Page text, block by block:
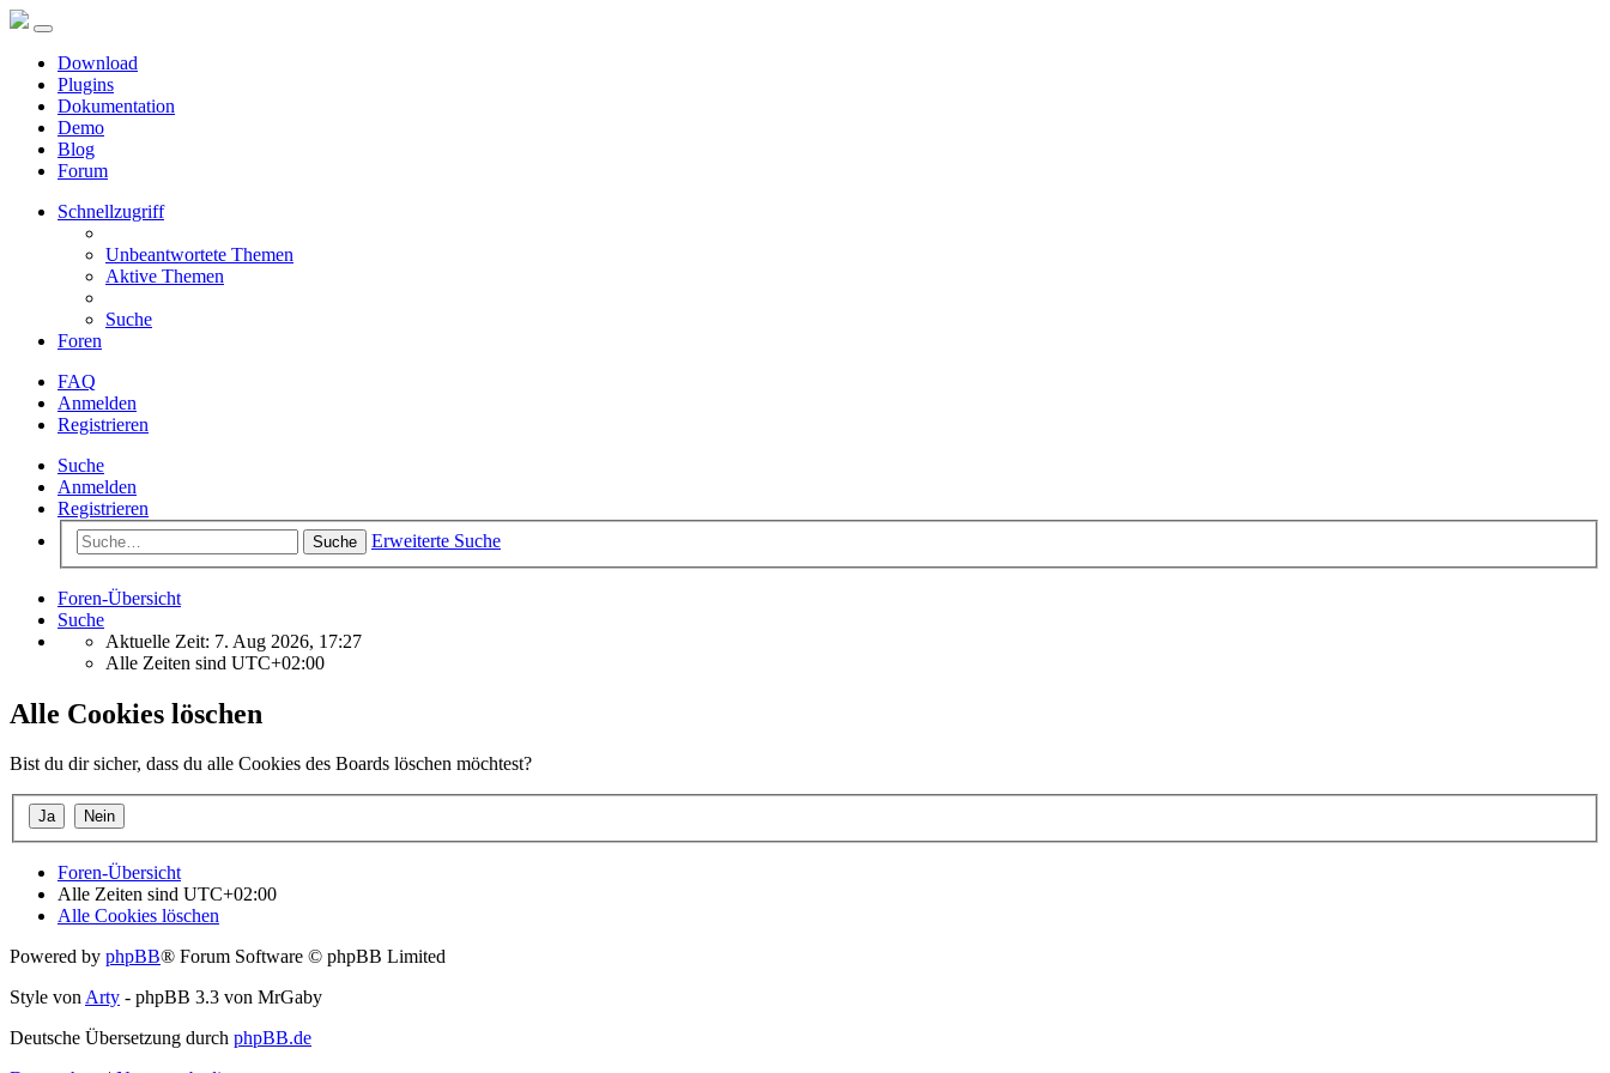
Download
Plugins
Dokumentation
Demo
Blog
Forum
Schnellzugriff
Unbeantwortete Themen
Aktive Themen
Suche
Foren
FAQ
Anmelden
Registrieren
Suche
Anmelden
Registrieren
Suche Erweiterte Suche
Foren-Übersicht
Suche
Aktuelle Zeit: 7. Aug 2026, 17:27
Alle Zeiten sind UTC+02:00
Alle Cookies löschen
Bist du dir sicher, dass du alle Cookies des Boards löschen möchtest?
Foren-Übersicht
Alle Zeiten sind UTC+02:00
Alle Cookies löschen
Powered by phpBB® Forum Software © phpBB Limited
Style von Arty - phpBB 3.3 von MrGaby
Deutsche Übersetzung durch phpBB.de